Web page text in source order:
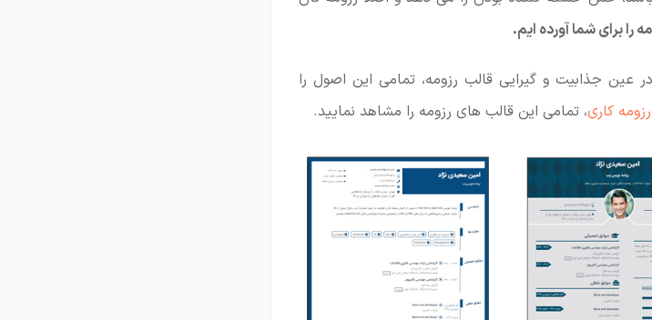
را برای شما آورده ایم.
جذابیت و گیرایی قالب رزومه، تمامی این اصول را
کاری، تمامی این قالب های رزومه را مشاهد نمایید.